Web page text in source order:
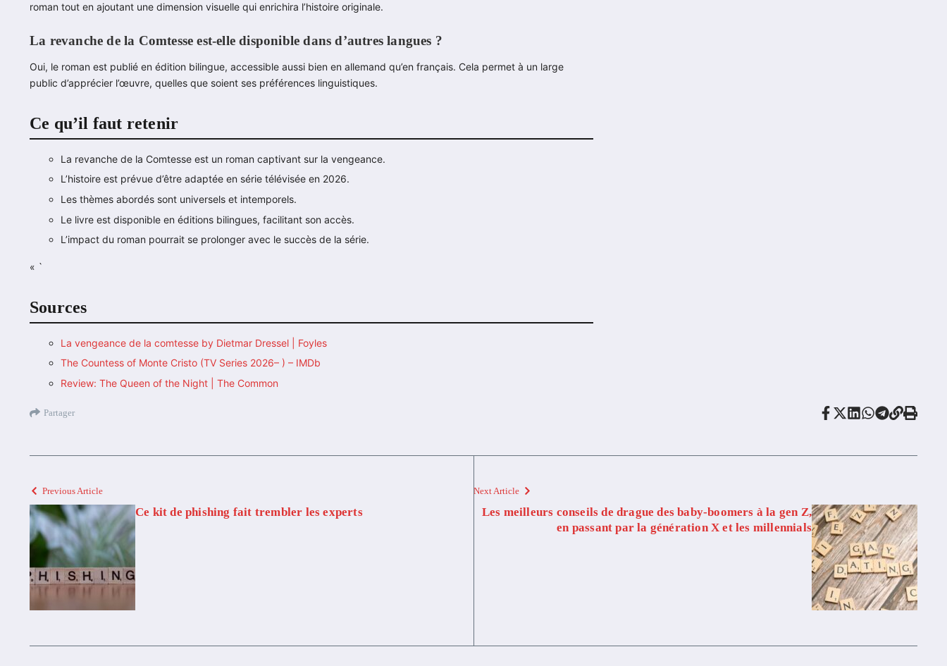
roman tout en ajoutant une dimension visuelle qui enrichira l’histoire originale.
La revanche de la Comtesse est-elle disponible dans d’autres langues ?
Oui, le roman est publié en édition bilingue, accessible aussi bien en allemand qu’en français. Cela permet à un large
public d’apprécier l’œuvre, quelles que soient ses préférences linguistiques.
Ce qu’il faut retenir
La revanche de la Comtesse est un roman captivant sur la vengeance.
L’histoire est prévue d’être adaptée en série télévisée en 2026.
Les thèmes abordés sont universels et intemporels.
Le livre est disponible en éditions bilingues, facilitant son accès.
L’impact du roman pourrait se prolonger avec le succès de la série.
« `
Sources
La vengeance de la comtesse by Dietmar Dressel | Foyles
The Countess of Monte Cristo (TV Series 2026– ) – IMDb
Review: The Queen of the Night | The Common
Partager
Previous Article
Ce kit de phishing fait trembler les experts
Next Article
Les meilleurs conseils de drague des baby-boomers à la gen Z,
en passant par la génération X et les millennials